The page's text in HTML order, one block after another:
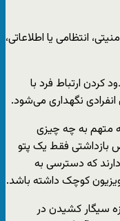
انتظامی یا اطلاعاتی،
کردن ارتباط فرد با
نگهداری می‌شود.
متهم به چه‌ چیزی
فقط یک پتو
که دسترسی به
کوچک داشته باشد.
سیگار کشیدن در